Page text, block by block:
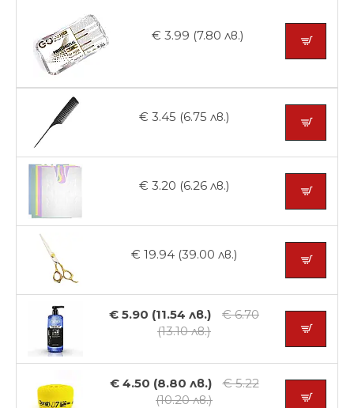
€ 3.99 (7.80 лв.)
€ 3.45 (6.75 лв.)
€ 3.20 (6.26 лв.)
€ 19.94 (39.00 лв.)
€ 5.90 (11.54 лв.)
€ 6.70
(13.10 лв.)
€ 4.50 (8.80 лв.)
€ 5.22
(10.20 лв.)